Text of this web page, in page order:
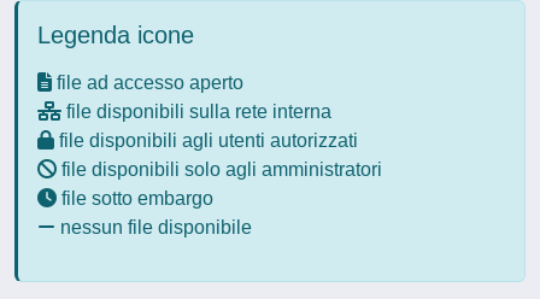
Legenda icone
file ad accesso aperto
file disponibili sulla rete interna
file disponibili agli utenti autorizzati
file disponibili solo agli amministratori
file sotto embargo
nessun file disponibile